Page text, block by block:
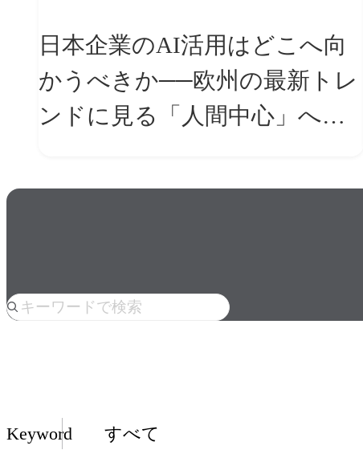
日本企業のAI活用はどこへ向
かうべきか──欧州の最新トレ
ンドに見る「人間中心」への
人気のkeyword
Insights一覧
Keyword すべて